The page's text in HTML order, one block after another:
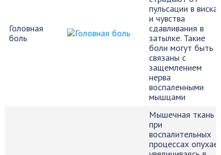
Головная
боль
пульсации в
и чувства
сдавливания в
затылке. Такие
боли могут быть
связаны с
защемлением
нерва
воспаленными
мышцами
Мышечная ткань
при
воспалительных
процессах